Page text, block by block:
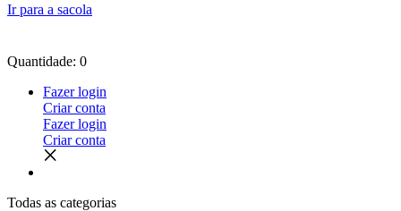
Ir para a sacola
Quantidade: 0
Fazer login
Criar conta
Fazer login
Criar conta
Todas as categorias